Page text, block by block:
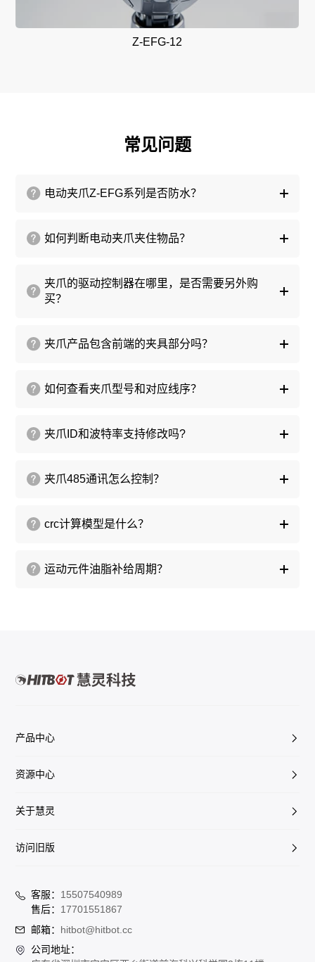
Z-EFG-12
常见问题
电动夹爪Z-EFG系列是否防水？
如何判断电动夹爪夹住物品？
夹爪的驱动控制器在哪里，是否需要另外购
买？
夹爪产品包含前端的夹具部分吗？
如何查看夹爪型号和对应线序？
夹爪ID和波特率支持修改吗?
夹爪485通讯怎么控制？
crc计算模型是什么？
运动元件油脂补给周期？
客服： 15507540989
售后： 17701551867
邮箱： hitbot@hitbot.cc
公司地址：
产品中心
资源中心
关于慧灵
访问旧版